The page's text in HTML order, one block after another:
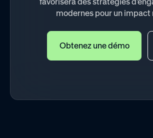
modernes pour un impact
Obtenez une démo